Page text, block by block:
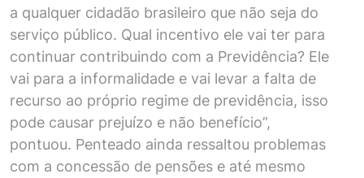
a qualquer cidadão brasileiro que não seja do
serviço público. Qual incentivo ele vai ter para
continuar contribuindo com a Previdência? Ele
vai para a informalidade e vai levar a falta de
recurso ao próprio regime de previdência, isso
pode causar prejuízo e não benefício”,
pontuou. Penteado ainda ressaltou problemas
com a concessão de pensões e até mesmo